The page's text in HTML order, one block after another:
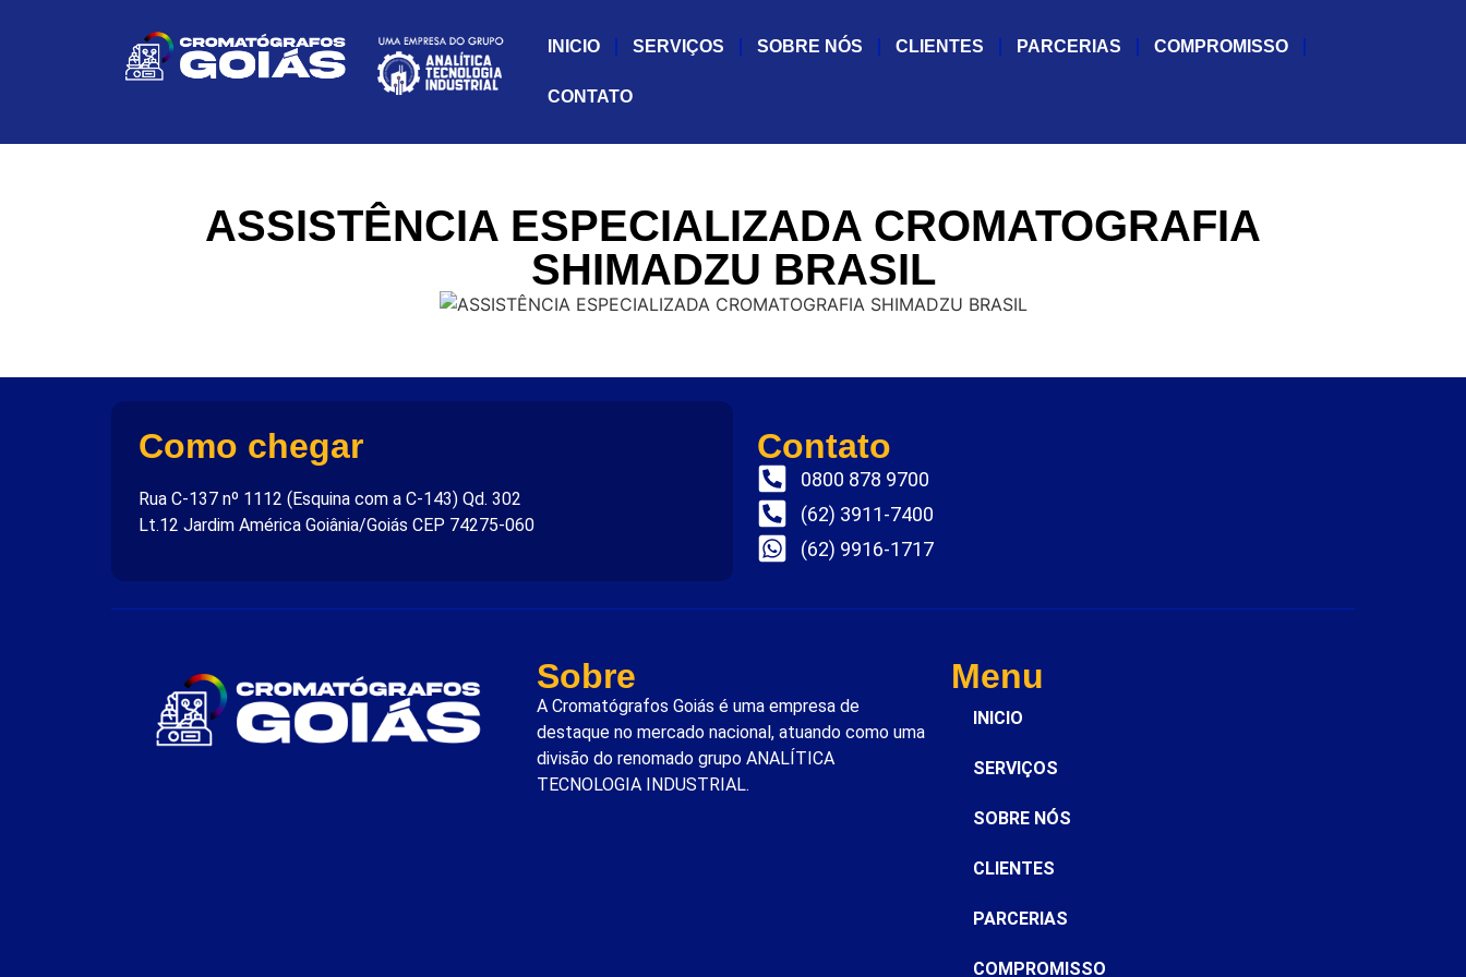
INICIO SERVIÇOS SOBRE NÓS CLIENTES PARCERIAS COMPROMISSO
CONTATO
ASSISTÊNCIA ESPECIALIZADA CROMATOGRAFIA
SHIMADZU BRASIL
Como chegar
Rua C-137 nº 1112 (Esquina com a C-143) Qd. 302
Lt.12 Jardim América Goiânia/Goiás CEP 74275-060
Contato
0800 878 9700
(62) 3911-7400
(62) 9916-1717
Sobre
A Cromatógrafos Goiás é uma empresa de
destaque no mercado nacional, atuando como uma
divisão do renomado grupo ANALÍTICA
TECNOLOGIA INDUSTRIAL.
Menu
INICIO
SERVIÇOS
SOBRE NÓS
CLIENTES
PARCERIAS
COMPROMISSO